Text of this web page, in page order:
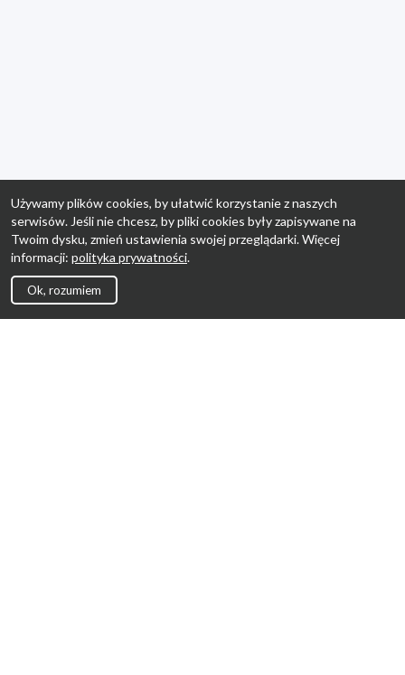
Używamy plików cookies, by ułatwić korzystanie z naszych
serwisów. Jeśli nie chcesz, by pliki cookies były zapisywane na
Twoim dysku, zmień ustawienia swojej przeglądarki. Więcej
informacji: polityka prywatności.
Ok, rozumiem